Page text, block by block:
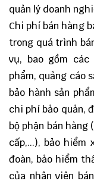
quản lý doanh
Chi phí bán hàng
trong quá trình
vụ, bao gồm
phẩm, quảng cáo
bảo hành sản
chi phí bảo quản,
bộ phận bán hàng
cấp,...), bảo
đoàn, bảo hiểm
của nhân viên